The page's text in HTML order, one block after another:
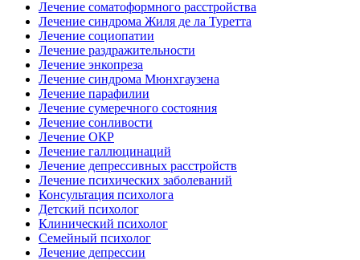
Лечение соматоформного расстройства
Лечение синдрома Жиля де ла Туретта
Лечение социопатии
Лечение раздражительности
Лечение энкопреза
Лечение синдрома Мюнхгаузена
Лечение парафилии
Лечение сумеречного состояния
Лечение сонливости
Лечение ОКР
Лечение галлюцинаций
Лечение депрессивных расстройств
Лечение психических заболеваний
Консультация психолога
Детский психолог
Клинический психолог
Семейный психолог
Лечение депрессии